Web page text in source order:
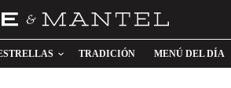
TRADICIÓN MENÚ DEL DÍA